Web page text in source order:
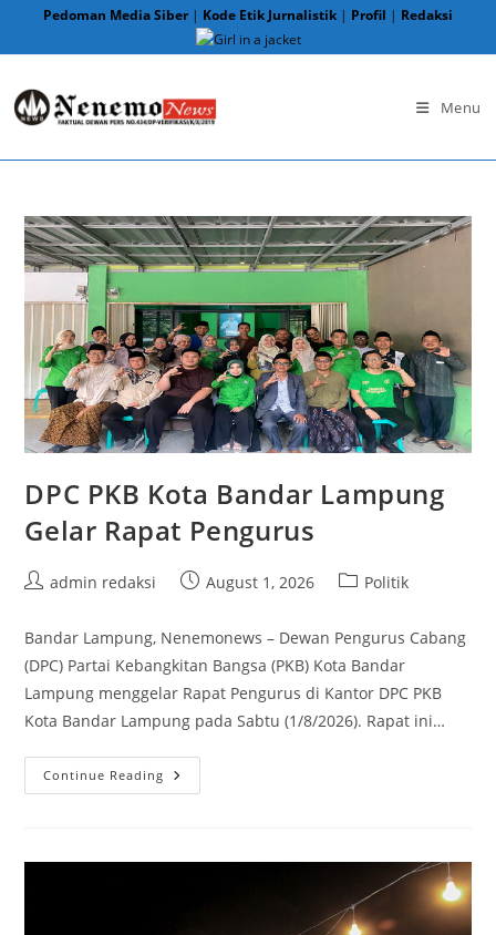
Pedoman Media Siber| Kode Etik Jurnalistik | Profil | Redaksi
Menu
DPC PKB Kota Bandar Lampung
Gelar Rapat Pengurus
Postadmin redaksi
PostAugust 1, 2026
PostPolitik
Bandar Lampung, Nenemonews – Dewan Pengurus Cabang
(DPC) Partai Kebangkitan Bangsa (PKB) Kota Bandar
Lampung menggelar Rapat Pengurus di Kantor DPC PKB
Kota Bandar Lampung pada Sabtu (1/8/2026). Rapat ini…
Continue Reading DPC
PKB
Rapat